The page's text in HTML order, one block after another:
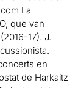
La
, que van
(2016-17). J.
.
en
de Harkaitz